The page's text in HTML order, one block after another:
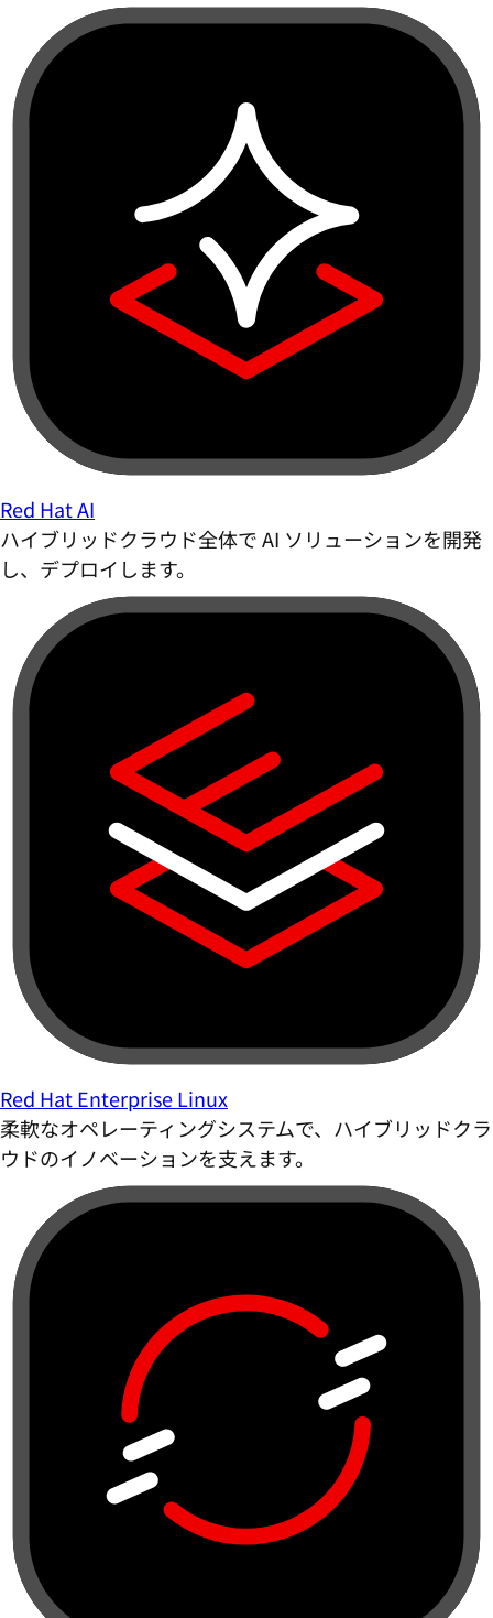
Red Hat AI
ハイブリッドクラウド全体で AI ソリューションを開発
し、デプロイします。
Red Hat Enterprise Linux
柔軟なオペレーティングシステムで、ハイブリッドクラ
ウドのイノベーションを支えます。